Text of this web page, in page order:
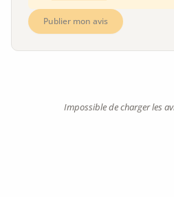
Publier mon avis
Impossible de charger les